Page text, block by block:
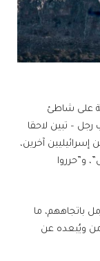
على شاطئ
رجل – تبين لاحقا
آخرين،
و”حرروا
باتجاههم، ما
ويُبعده عن